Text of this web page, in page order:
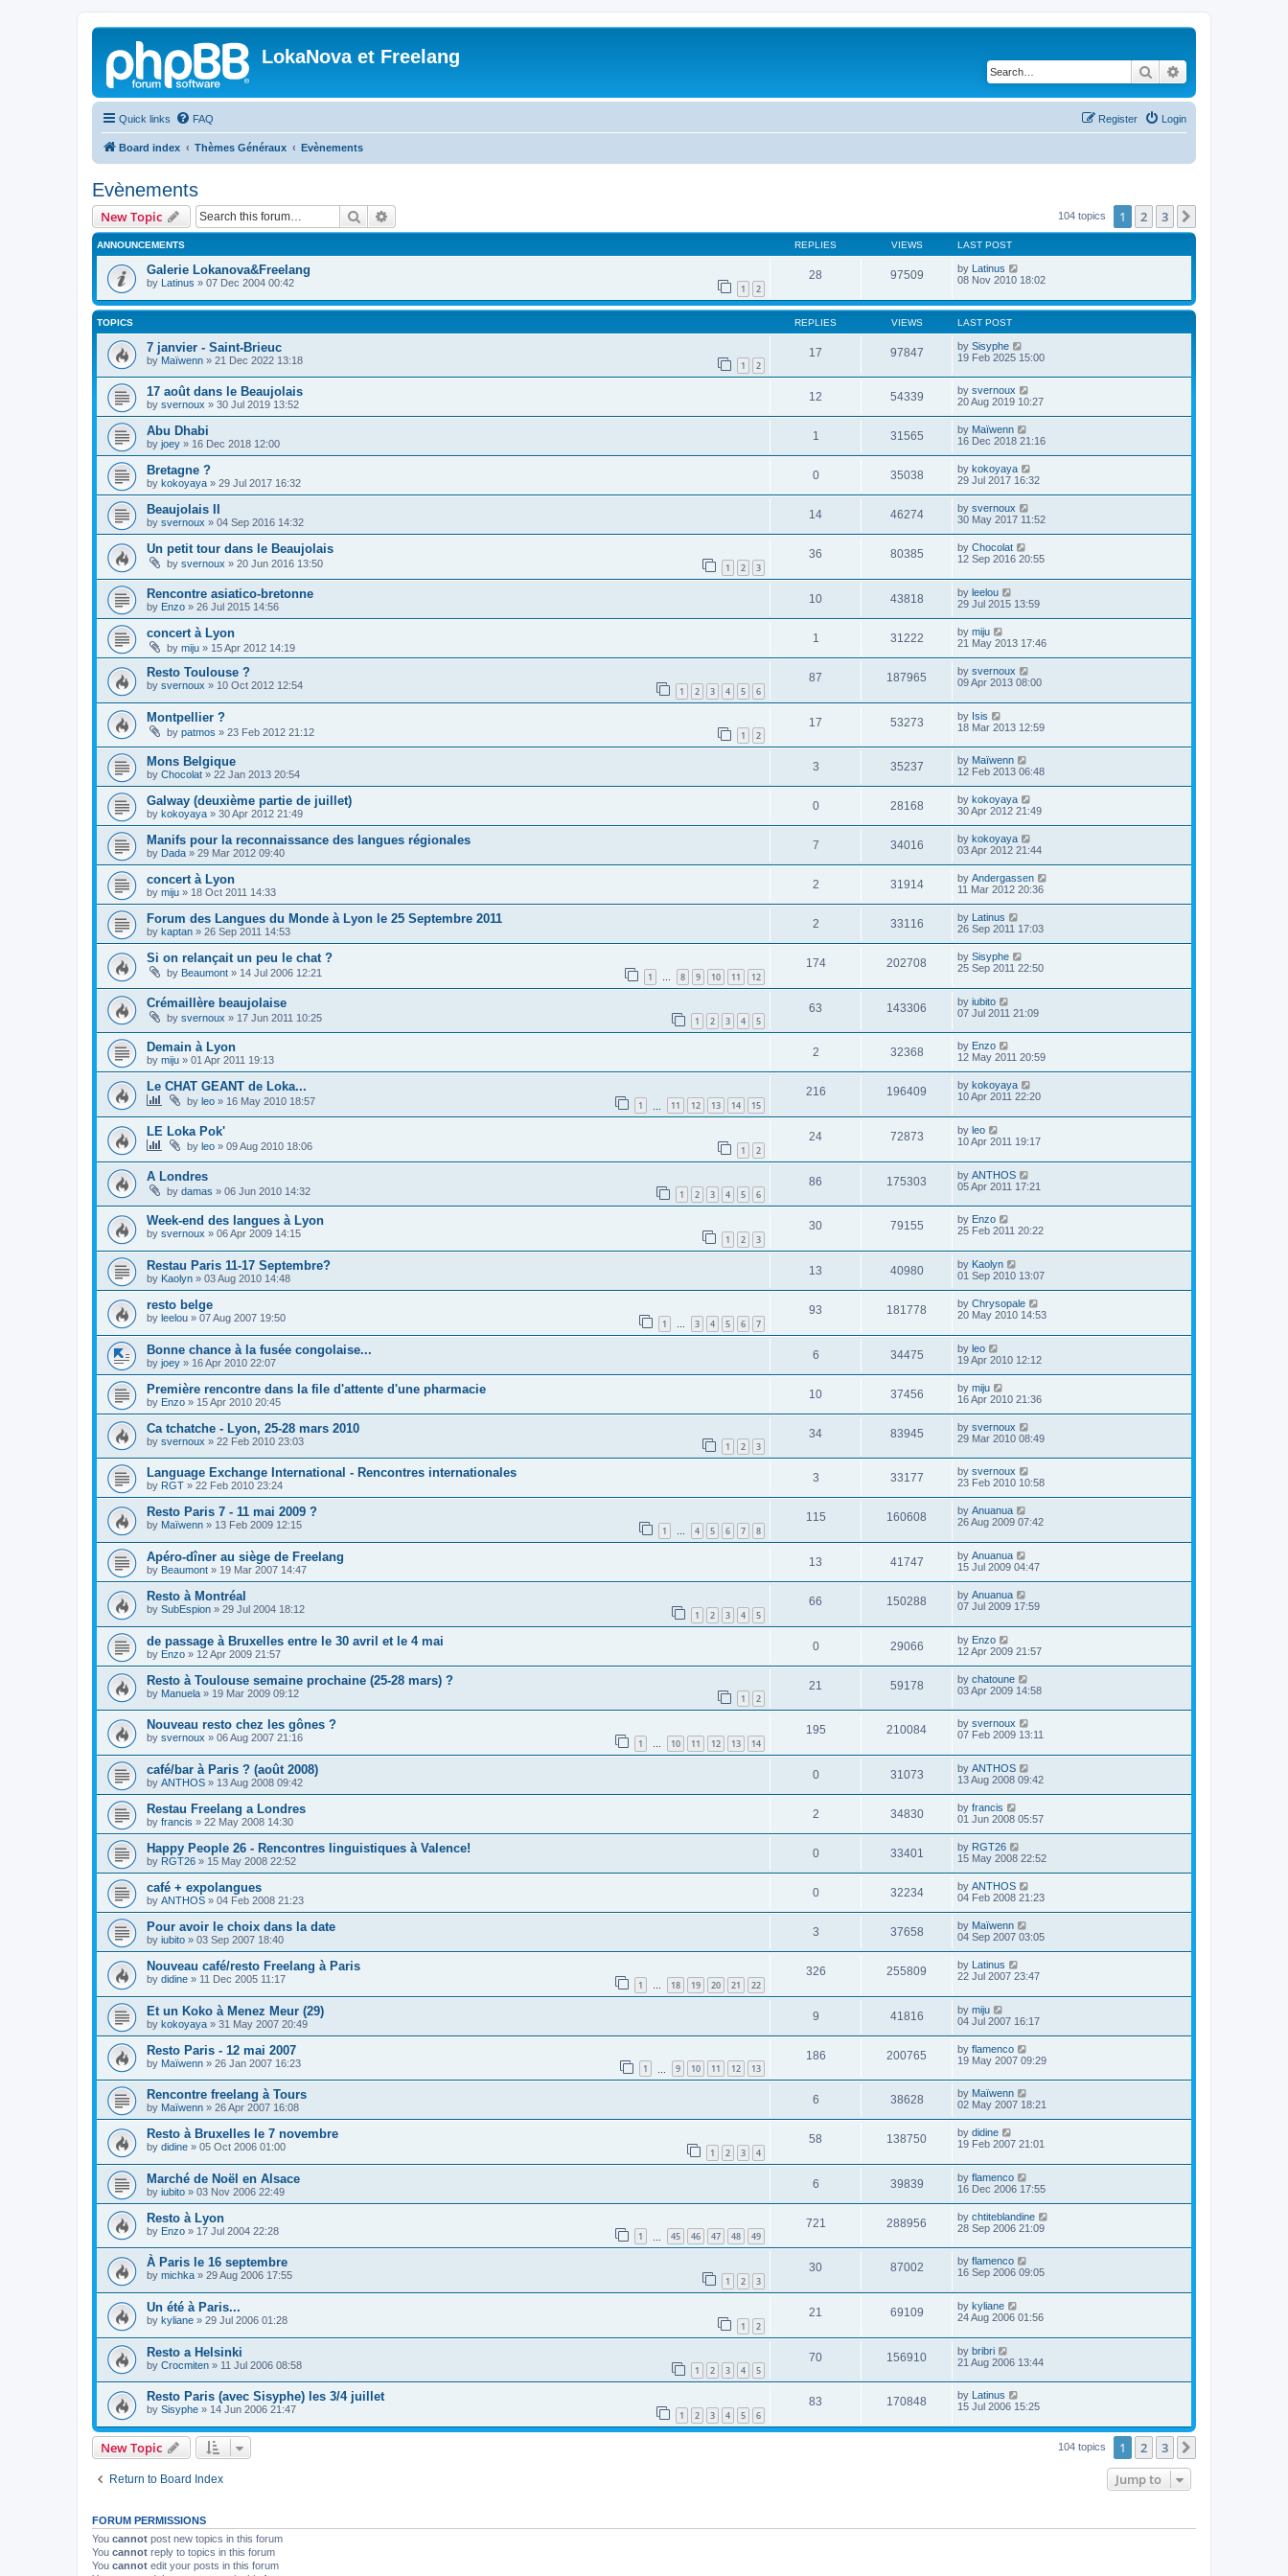
LokaNova et Freelang
Search
Quick links FAQ Login
Register
Board index Thèmes Généraux Evènements
Evènements
New Topic Search 104 topics 1 2 3
ANNOUNCEMENTS REPLIES VIEWS LAST POST
Galerie Lokanova&Freelang
by Latinus » 07 Dec 2004 00:42 1 2
28 97509 by Latinus
08 Nov 2010 18:02
TOPICS REPLIES VIEWS LAST POST
7 janvier - Saint-Brieuc
by Maïwenn » 21 Dec 2022 13:18 1 2
17 97847 by Sisyphe
19 Feb 2025 15:00
17 août dans le Beaujolais
by svernoux » 30 Jul 2019 13:52
12 54339 by svernoux
20 Aug 2019 10:27
Abu Dhabi
by joey » 16 Dec 2018 12:00
1 31565 by Maïwenn
16 Dec 2018 21:16
Bretagne ?
by kokoyaya » 29 Jul 2017 16:32
0 35038 by kokoyaya
29 Jul 2017 16:32
Beaujolais II
by svernoux » 04 Sep 2016 14:32
14 46274 by svernoux
30 May 2017 11:52
Un petit tour dans le Beaujolais
by svernoux » 20 Jun 2016 13:50 1 2 3
36 80385 by Chocolat
12 Sep 2016 20:55
Rencontre asiatico-bretonne
by Enzo » 26 Jul 2015 14:56
10 43818 by leelou
29 Jul 2015 13:59
concert à Lyon
by miju » 15 Apr 2012 14:19
1 31222 by miju
21 May 2013 17:46
Resto Toulouse ?
by svernoux » 10 Oct 2012 12:54 1 2 3 4 5 6
87 187965 by svernoux
09 Apr 2013 08:00
Montpellier ?
by patmos » 23 Feb 2012 21:12 1 2
17 53273 by Isis
18 Mar 2013 12:59
Mons Belgique
by Chocolat » 22 Jan 2013 20:54
3 35237 by Maïwenn
12 Feb 2013 06:48
Galway (deuxième partie de juillet)
by kokoyaya » 30 Apr 2012 21:49
0 28168 by kokoyaya
30 Apr 2012 21:49
Manifs pour la reconnaissance des langues régionales
by Dada » 29 Mar 2012 09:40
7 34016 by kokoyaya
03 Apr 2012 21:44
concert à Lyon
by miju » 18 Oct 2011 14:33
2 31914 by Andergassen
11 Mar 2012 20:36
Forum des Langues du Monde à Lyon le 25 Septembre 2011
by kaptan » 26 Sep 2011 14:53
2 33116 by
Latinus
26 Sep 2011 17:03
Si on relançait un peu le chat ?
by Beaumont » 14 Jul 2006 12:21 1 … 8 9 10 11 12
174 202708 by Sisyphe
25 Sep 2011 22:50
Crémaillère beaujolaise
by svernoux » 17 Jun 2011 10:25 1 2 3 4 5
63 143306 by iubito
07 Jul 2011 21:09
Demain à Lyon
by miju » 01 Apr 2011 19:13
2 32368 by Enzo
12 May 2011 20:59
Le CHAT GEANT de Loka...
by leo » 16 May 2010 18:57 1 11 12 13 14 15
216 196409 by kokoyaya
10 Apr 2011 22:20
LE Loka Pok'
by leo » 09 Aug 2010 18:06 1 2
24 72873 by leo
10 Apr 2011 19:17
A Londres
by damas » 06 Jun 2010 14:32 1 2 3 4 5 6
86 175303 by ANTHOS
05 Apr 2011 17:21
Week-end des langues à Lyon
by svernoux » 06 Apr 2009 14:15 1 2 3
30 79155 by Enzo
25 Feb 2011 20:22
Restau Paris 11-17 Septembre?
by Kaolyn » 03 Aug 2010 14:48
13 40980 by Kaolyn
01 Sep 2010 13:07
resto belge
by leelou » 07 Aug 2007 19:50 1 … 3 4 5 6 7
93 181778 by Chrysopale
20 May 2010 14:53
Bonne chance à la fusée congolaise...
by joey » 16 Apr 2010 22:07
6 34475 by leo
19 Apr 2010 12:12
Première rencontre dans la file d'attente d'une pharmacie
by Enzo » 15 Apr 2010 20:45
10 37456 by miju
16 Apr 2010 21:36
Ca tchatche - Lyon, 25-28 mars 2010
by svernoux » 22 Feb 2010 23:03 1 2 3
34 83945 by svernoux
29 Mar 2010 08:49
Language Exchange International - Rencontres internationales
by RGT » 22 Feb 2010 23:24
3 33177 by svernoux
23 Feb 2010 10:58
Resto Paris 7 - 11 mai 2009 ?
by Maïwenn » 13 Feb 2009 12:15 1 … 4 5 6 7 8
115 160608 by Anuanua
26 Aug 2009 07:42
Apéro-dîner au siège de Freelang
by Beaumont » 19 Mar 2007 14:47
13 41747 by Anuanua
15 Jul 2009 04:47
Resto à Montréal
by SubEspion » 29 Jul 2004 18:12 1 2 3 4 5
66 150288 by Anuanua
07 Jul 2009 17:59
de passage à Bruxelles entre le 30 avril et le 4 mai
by Enzo » 12 Apr 2009 21:57
0 29066 by Enzo
12 Apr 2009 21:57
Resto à Toulouse semaine prochaine (25-28 mars) ?
by Manuela » 19 Mar 2009 09:12 1 2
21 59178 by chatoune
03 Apr 2009 14:58
Nouveau resto chez les gônes ?
by svernoux » 06 Aug 2007 21:16 1 … 10 11 12 13 14
195 210084 by svernoux
07 Feb 2009 13:11
café/bar à Paris ? (août 2008)
by ANTHOS » 13 Aug 2008 09:42
0 31073 by ANTHOS
13 Aug 2008 09:42
Restau Freelang a Londres
by francis » 22 May 2008 14:30
2 34830 by francis
01 Jun 2008 05:57
Happy People 26 - Rencontres linguistiques à Valence!
by RGT26 » 15 May 2008 22:52
0 33401 by RGT26
15 May 2008 22:52
café + expolangues
by ANTHOS » 04 Feb 2008 21:23
0 32234 by ANTHOS
04 Feb 2008 21:23
Pour avoir le choix dans la date
by iubito » 03 Sep 2007 18:40
3 37658 by Maïwenn
04 Sep 2007 03:05
Nouveau café/resto Freelang à Paris
by didine » 11 Dec 2005 11:17 1 18 19 20 21 22
326 255809 by Latinus
22 Jul 2007 23:47
Et un Koko à Menez Meur (29)
by kokoyaya » 31 May 2007 20:49
9 41816 by miju
04 Jul 2007 16:17
Resto Paris - 12 mai 2007
by Maïwenn » 26 Jan 2007 16:23 1 9 10 11 12 13
186 200765 by flamenco
19 May 2007 09:29
Rencontre freelang à Tours
by Maïwenn » 26 Apr 2007 16:08
6 38628 by Maïwenn
02 May 2007 18:21
Resto à Bruxelles le 7 novembre
by didine » 05 Oct 2006 01:00 1 2 3 4
58 138750 by didine
19 Feb 2007 21:01
Marché de Noël en Alsace
by iubito » 03 Nov 2006 22:49
6 39839 by flamenco
16 Dec 2006 17:55
Resto à Lyon
by Enzo » 17 Jul 2004 22:28 1 45 46 47 48 49
721 288956 by chtiteblandine
28 Sep 2006 21:09
À Paris le 16 septembre
by michka » 29 Aug 2006 17:55 1 2 3
30 87002 by flamenco
16 Sep 2006 09:05
Un été à Paris...
by kyliane » 29 Jul 2006 01:28 1 2
21 69109 by kyliane
24 Aug 2006 01:56
Resto a Helsinki
by Crocmiten » 11 Jul 2006 08:58 1 2 3 4 5
70 156910 by bribri
21 Aug 2006 13:44
Resto Paris (avec Sisyphe) les 3/4 juillet
by Sisyphe » 14 Jun 2006 21:47 1 2 3 4 5 6
83 170848 by
Latinus
15 Jul 2006 15:25
New Topic 104 topics 1 2 3
Return to Board Index Jump to
FORUM PERMISSIONS
You cannot post new topics in this forum
You cannot reply to topics in this forum
You cannot edit your posts in this forum